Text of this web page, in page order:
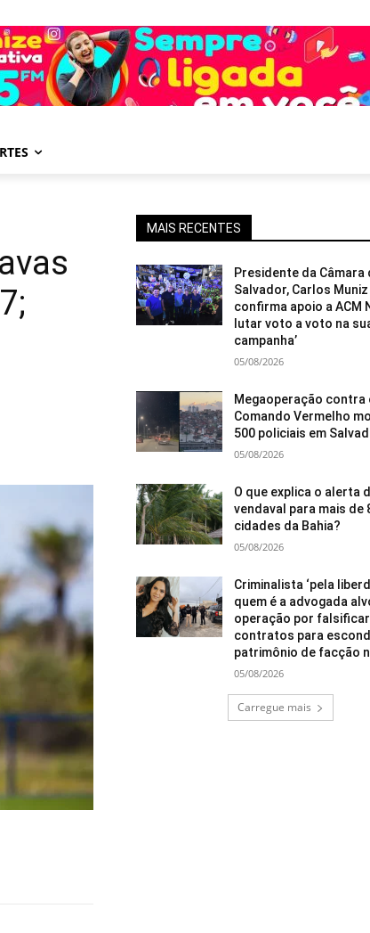
MAIS RECENTES
Presidente da Câmara
Salvador, Carlos Muniz
confirma apoio a ACM
lutar voto a voto na
campanha’
05/08/2026
Megaoperação contra
Comando Vermelho
500 policiais em
05/08/2026
O que explica o alerta
vendaval para mais de
cidades da Bahia?
05/08/2026
Criminalista ‘pela
quem é a advogada
operação por falsificar
contratos para
patrimônio de facção
05/08/2026
Carregue mais